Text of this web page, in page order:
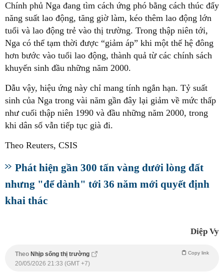
Chính phủ Nga đang tìm cách ứng phó bằng cách thúc đẩy
năng suất lao động, tăng giờ làm, kéo thêm lao động lớn
tuổi và lao động trẻ vào thị trường. Trong thập niên tới,
Nga có thể tạm thời được “giảm áp” khi một thế hệ đông
hơn bước vào tuổi lao động, thành quả từ các chính sách
khuyến sinh đầu những năm 2000.
Dẫu vậy, hiệu ứng này chỉ mang tính ngắn hạn. Tỷ suất
sinh của Nga trong vài năm gần đây lại giảm về mức thấp
như cuối thập niên 1990 và đầu những năm 2000, trong
khi dân số vẫn tiếp tục già đi.
Theo Reuters, CSIS
Phát hiện gần 300 tấn vàng dưới lòng đất
nhưng "để dành" tới 36 năm mới quyết định
khai thác
Diệp Vy
Theo Nhịp sống thị trường Copy link
20/05/2026 21:33 (GMT +7)